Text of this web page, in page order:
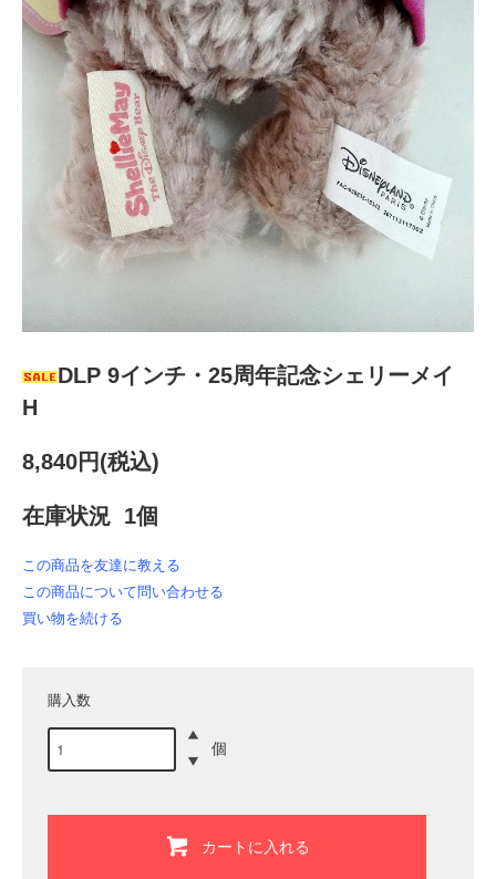
DLP 9インチ・25周年記念シェリーメイ
H
8,840円(税込)
在庫状況 1個
この商品を友達に教える
この商品について問い合わせる
買い物を続ける
購入数
個
カートに入れる